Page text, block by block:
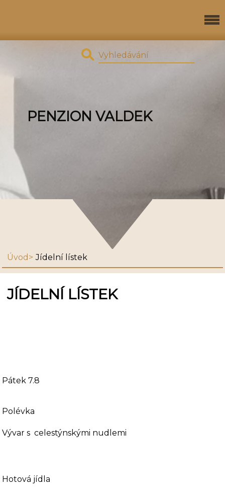
PENZION VALDEK
Úvod Jídelní lístek
JÍDELNÍ LÍSTEK
Pátek 7.8
Polévka
Vývar s celestýnskými nudlemi
Hotová jídla